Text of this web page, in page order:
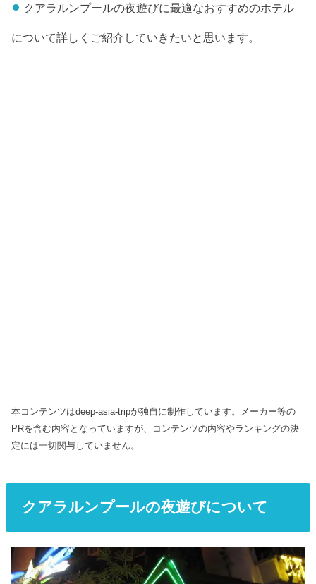
クアラルンプールの夜遊びに最適なおすすめのホテル
について詳しくご紹介していきたいと思います。
本コンテンツはdeep-asia-tripが独自に制作しています。メーカー等の
PRを含む内容となっていますが、コンテンツの内容やランキングの決
定には一切関与していません。
クアラルンプールの夜遊びについて